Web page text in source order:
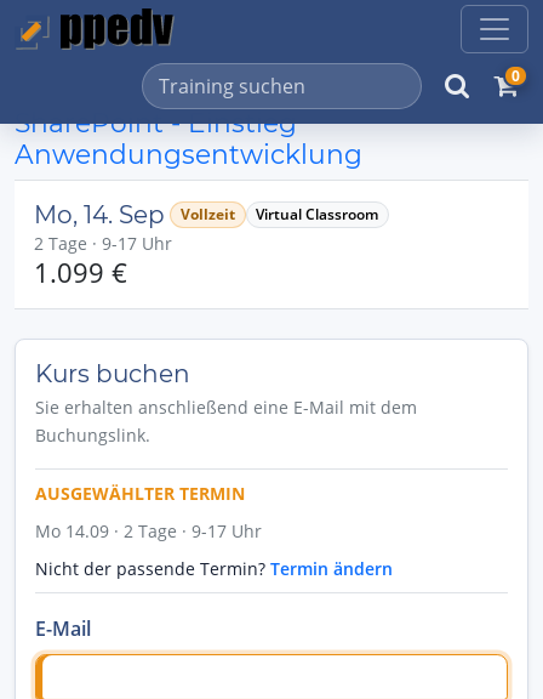
0
SharePoint - Einstieg
Anwendungsentwicklung
Mo, 14. Sep Vollzeit Virtual Classroom
2 Tage · 9-17 Uhr
1.099 €
Kurs buchen
Sie erhalten anschließend eine E-Mail mit dem
Buchungslink.
AUSGEWÄHLTER TERMIN
Mo 14.09 · 2 Tage · 9-17 Uhr
Nicht der passende Termin? Termin ändern
E-Mail